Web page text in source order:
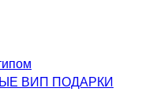
ВИП ПОДАРКИ